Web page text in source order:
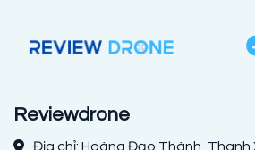
Reviewdrone
Địa chỉ: Hoàng Đạo Thành, Thanh